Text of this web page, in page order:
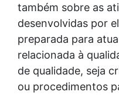
também sobre as
desenvolvidas por
preparada para
relacionada à
de qualidade, seja
ou procedimentos